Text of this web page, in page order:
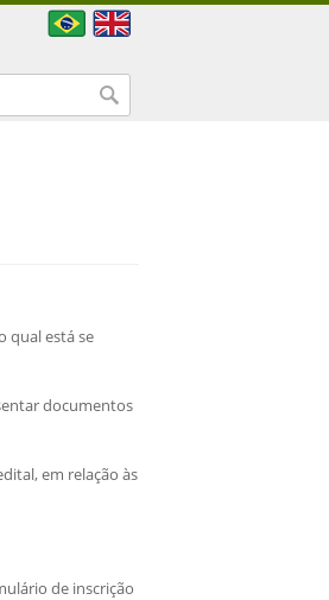
qual está se
documentos
em relação às
de inscrição